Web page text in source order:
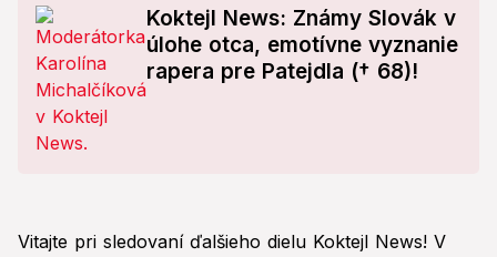
Koktejl News: Známy Slovák v
úlohe otca, emotívne vyznanie
rapera pre Patejdla († 68)!
Vitajte pri sledovaní ďalšieho dielu Koktejl News! V